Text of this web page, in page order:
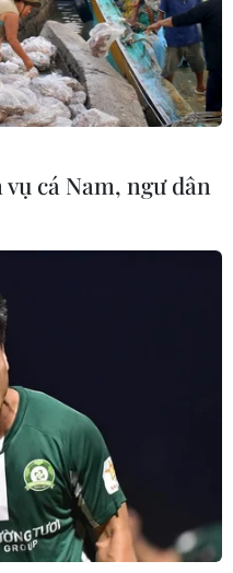
cá Nam, ngư dân